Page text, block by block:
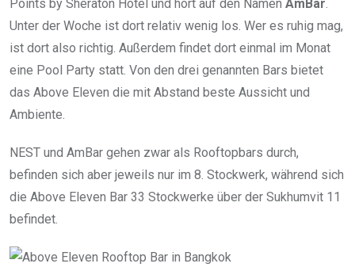
Points by Sheraton Hotel und hört auf den Namen AmBar.
Unter der Woche ist dort relativ wenig los. Wer es ruhig mag,
ist dort also richtig. Außerdem findet dort einmal im Monat
eine Pool Party statt. Von den drei genannten Bars bietet
das Above Eleven die mit Abstand beste Aussicht und
Ambiente.
NEST und AmBar gehen zwar als Rooftopbars durch,
befinden sich aber jeweils nur im 8. Stockwerk, während sich
die Above Eleven Bar 33 Stockwerke über der Sukhumvit 11
befindet.